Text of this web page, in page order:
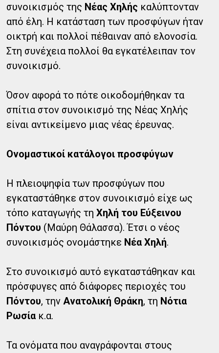
συνοικισμός της Νέας Χηλής καλύπτονταν
από έλη. Η κατάσταση των προσφύγων ήταν
οικτρή και πολλοί πέθαιναν από ελονοσία.
Στη συνέχεια πολλοί θα εγκατέλειπαν τον
συνοικισμό.
Όσον αφορά το πότε οικοδομήθηκαν τα
σπίτια στον συνοικισμό της Νέας Χηλής
είναι αντικείμενο μιας νέας έρευνας.
Ονομαστικοί κατάλογοι προσφύγων
Η πλειοψηφία των προσφύγων που
εγκαταστάθηκε στον συνοικισμό είχε ως
τόπο καταγωγής τηΧηλή του Εύξεινου
Πόντου (Μαύρη Θάλασσα). Έτσι ο νέος
συνοικισμός ονομάστηκε Νέα Χηλή.
Στο συνοικισμό αυτό εγκαταστάθηκαν και
πρόσφυγες από διάφορες περιοχές του
Πόντου, την Ανατολική Θράκη, τη Νότια
Ρωσία κ.α.
Τα ονόματα που αναγράφονται στους